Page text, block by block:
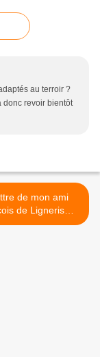
au terroir ?
donc revoir bientôt
de mon ami
de Ligneris
aubergiste : son